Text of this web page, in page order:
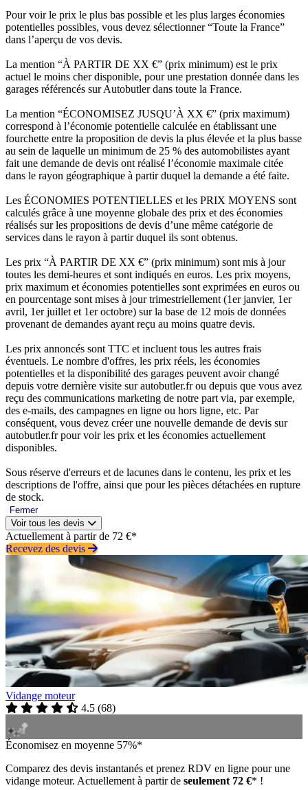
Pour voir le prix le plus bas possible et les plus larges économies
potentielles possibles, vous devez sélectionner “Toute la France”
dans l’aperçu de vos devis.
La mention “À PARTIR DE XX €” (prix minimum) est le prix
actuel le moins cher disponible, pour une prestation donnée dans les
garages référencés sur Autobutler dans toute la France.
La mention “ÉCONOMISEZ JUSQU’À XX €” (prix maximum)
correspond à l’économie potentielle calculée en établissant une
fourchette entre la proposition de devis la plus élevée et la plus basse
au sein de laquelle un minimum de 25 % des automobilistes ayant
fait une demande de devis ont réalisé l’économie maximale citée
dans le rayon géographique à partir duquel la demande a été faite.
Les ÉCONOMIES POTENTIELLES et les PRIX MOYENS sont
calculés grâce à une moyenne globale des prix et des économies
réalisés sur les propositions de devis d’une même catégorie de
services dans le rayon à partir duquel ils sont obtenus.
Les prix “À PARTIR DE XX €” (prix minimum) sont mis à jour
toutes les demi-heures et sont indiqués en euros. Les prix moyens,
prix maximum et économies potentielles sont exprimées en euros ou
en pourcentage sont mises à jour trimestriellement (1er janvier, 1er
avril, 1er juillet et 1er octobre) sur la base de 12 mois de données
provenant de demandes ayant reçu au moins quatre devis.
Les prix annoncés sont TTC et incluent tous les autres frais
éventuels. Le nombre d'offres, les prix réels, les économies
potentielles et la disponibilité des garages peuvent avoir changé
depuis votre dernière visite sur autobutler.fr ou depuis que vous avez
reçu des communications marketing de notre part via, par exemple,
des e-mails, des campagnes en ligne ou hors ligne, etc. Par
conséquent, vous devez créer une nouvelle demande de devis sur
autobutler.fr pour voir les prix et les économies actuellement
disponibles.
Sous réserve d'erreurs et de lacunes dans le contenu, les prix et les
descriptions de l'offre, ainsi que pour les pièces détachées en rupture
de stock.
Fermer
Voir tous les devis
Actuellement à partir de 72 €*
Recevez des devis
Vidange moteur
4.5 (68)
Économisez en moyenne 57%*
Comparez des devis instantanés et prenez RDV en ligne pour une
vidange moteur. Actuellement à partir de seulement 72 €* !